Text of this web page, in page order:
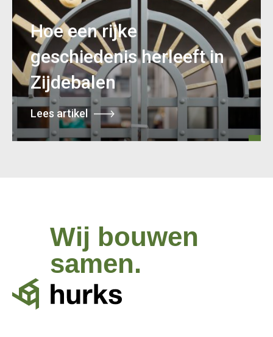
Hoe een rijke
geschiedenis herleeft in
Zijdebalen
Lees artikel
Wij bouwen
samen.